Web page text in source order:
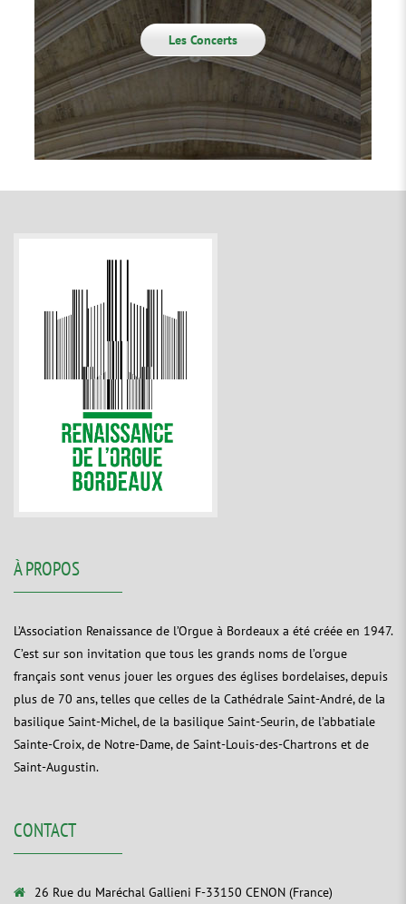
Les Concerts
À PROPOS
L’Association Renaissance de l’Orgue à Bordeaux a été créée en 1947.
C’est sur son invitation que tous les grands noms de l’orgue
français sont venus jouer les orgues des églises bordelaises, depuis
plus de 70 ans, telles que celles de la Cathédrale Saint-André, de la
basilique Saint-Michel, de la basilique Saint-Seurin, de l’abbatiale
Sainte-Croix, de Notre-Dame, de Saint-Louis-des-Chartrons et de
Saint-Augustin.
CONTACT
26 Rue du Maréchal Gallieni F-33150 CENON (France)